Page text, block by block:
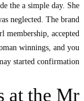
new